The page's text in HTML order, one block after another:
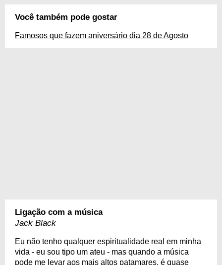
Você também pode gostar
Famosos que fazem aniversário dia 28 de Agosto
Ligação com a música
Jack Black
Eu não tenho qualquer espiritualidade real em minha
vida - eu sou tipo um ateu - mas quando a música
pode me levar aos mais altos patamares, é quase